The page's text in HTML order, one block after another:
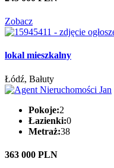
Zobacz
lokal mieszkalny
Łódź, Bałuty
Pokoje:2
Łazienki:0
Metraż:38
363 000 PLN